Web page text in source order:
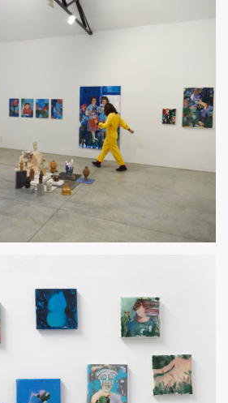
Y SER ABSTRACTO
AMA EL DISFRAZ. 2023
AMA EL DISFRAZ
PROFUNDO AMA EL DISFRAZ. 2023